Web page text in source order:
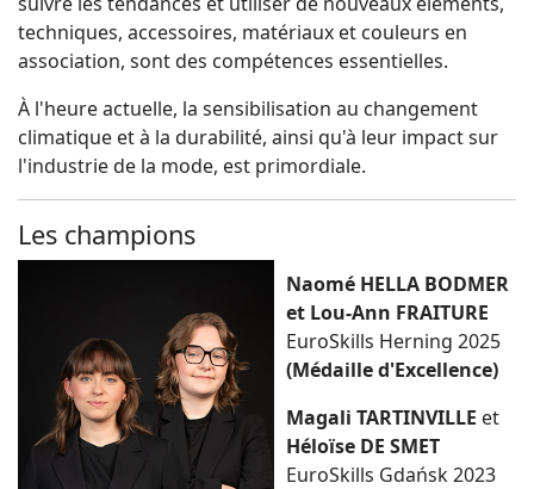
techniques, accessoires, matériaux et couleurs en
association, sont des compétences essentielles.
À l'heure actuelle, la sensibilisation au changement
climatique et à la durabilité, ainsi qu'à leur impact sur
l'industrie de la mode, est primordiale.
Les champions
Naomé HELLA BODMER
et Lou-Ann FRAITURE
EuroSkills Herning 2025
(Médaille d'Excellence)
Magali TARTINVILLE et
Héloïse DE SMET
EuroSkills Gdańsk 2023